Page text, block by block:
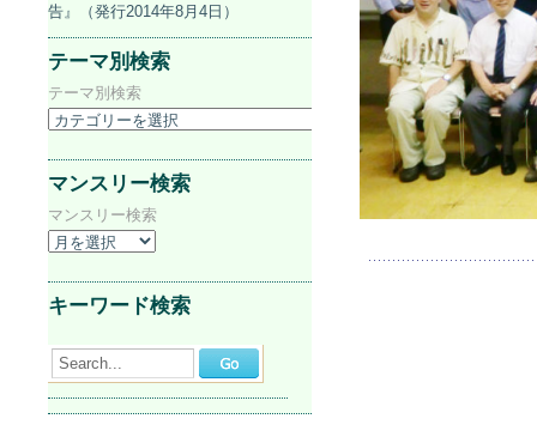
告』（発行2014年8月4日）
テーマ別検索
テーマ別検索
マンスリー検索
マンスリー検索
キーワード検索
Search...